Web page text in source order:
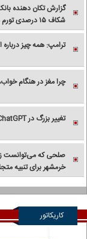
گزارش تکان‌ دهنده
شکاف ۱۵ درصدی تورم میان فقیر و غنی
ترامپ: همه چیز
چرا مغز در هنگام
تغییر بزرگ در ChatGPT / چت متنی نامحدود و رایگان
صلحی که می‌توانست
خرمشهر برای تنبیه
کاریکاتور